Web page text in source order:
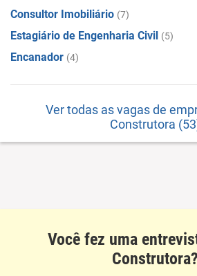
Consultor Imobiliário (7)
Estagiário de Engenharia Civil (5)
Encanador (4)
Ver todas as vagas de
Construtora
Você fez uma
Construtora?